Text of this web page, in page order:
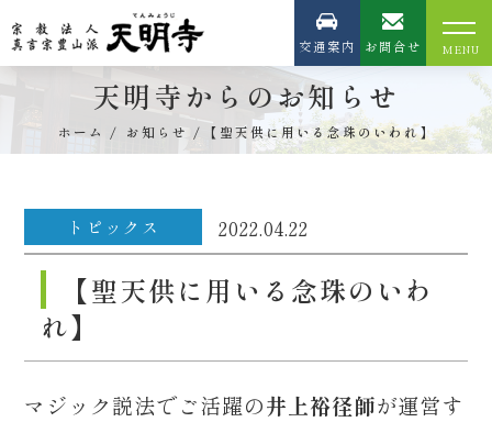
交通案内 お問合せ
天明寺からのお知らせ
ホーム お知らせ 【聖天供に用いる念珠のいわれ】
トピックス 2022.04.22
【聖天供に用いる念珠のいわ
れ】
マジック説法でご活躍の井上裕径師が運営す